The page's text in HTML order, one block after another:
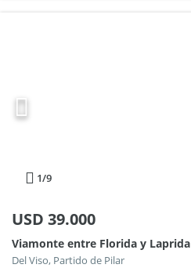
1/9
USD 39.000
Viamonte entre Florida y Laprida
Del Viso, Partido de Pilar